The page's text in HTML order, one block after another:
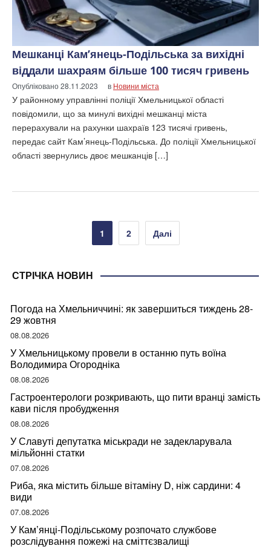
Мешканці Кам’янець-Подільська за вихідні
віддали шахраям більше 100 тисяч гривень
Опубліковано28.11.2023 в Новини міста
У районному управлінні поліції Хмельницької області
повідомили, що за минулі вихідні мешканці міста
перерахували на рахунки шахраїв 123 тисячі гривень,
передає сайт Кам’янець-Подільська. До поліції Хмельницької
області звернулись двоє мешканців […]
1 2 Далі
СТРІЧКА НОВИН
Погода на Хмельниччині: як завершиться тиждень 28-
29 жовтня
08.08.2026
У Хмельницькому провели в останню путь воїна
Володимира Огородніка
08.08.2026
Гастроентерологи розкривають, що пити вранці замість
кави після пробудження
08.08.2026
У Славуті депутатка міськради не задекларувала
мільйонні статки
07.08.2026
Риба, яка містить більше вітаміну D, ніж сардини: 4
види
07.08.2026
У Кам’янці-Подільському розпочато службове
розслідування пожежі на сміттєзвалищі